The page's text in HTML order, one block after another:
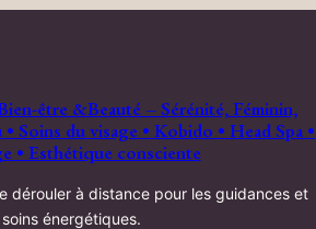
être &Beauté – Sérénité, Féminin,
Soins du visage • Kobido • Head Spa •
• Esthétique consciente
dérouler à distance pour les guidances et
soins énergétiques.